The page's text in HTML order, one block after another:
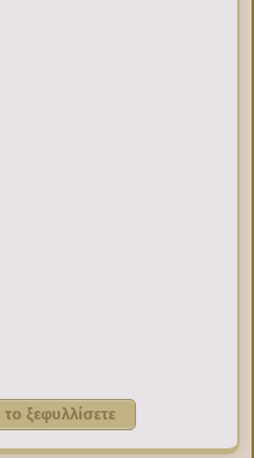
ξεφυλλίσετε